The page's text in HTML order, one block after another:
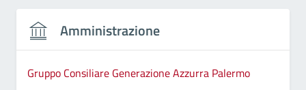
Amministrazione
Gruppo Consiliare Generazione Azzurra Palermo